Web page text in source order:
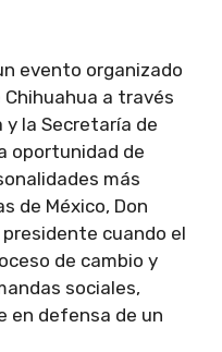
evento organizado
a través
y la Secretaría de
oportunidad de
más
de México, Don
cuando el
de cambio y
sociales,
en defensa de un